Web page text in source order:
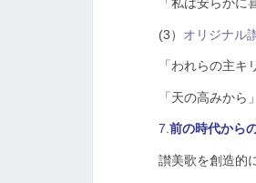
(3） オリジナル
「われらの主キ
「天の高みから
7. 前の時代から
讃美歌を創造的